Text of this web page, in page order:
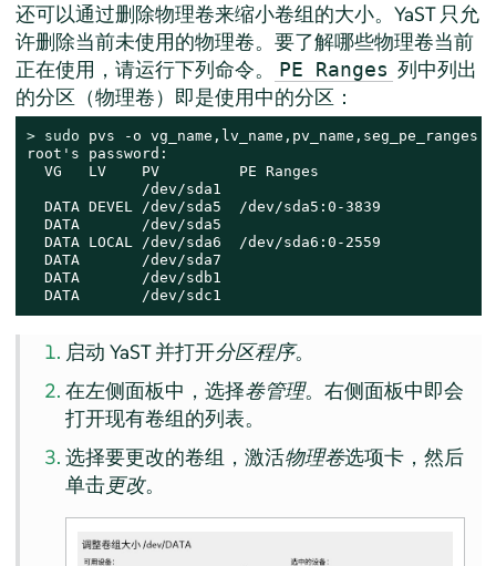
还可以通过删除物理卷来缩小卷组的大小。YaST 只允
许删除当前未使用的物理卷。要了解哪些物理卷当前
正在使用，请运行下列命令。
PE Ranges 列中列出
的分区（物理卷）即是使用中的分区：
> sudo pvs -o vg_name,lv_name,pv_name,seg_pe_ranges
root's password:
  VG   LV    PV         PE Ranges
             /dev/sda1
  DATA DEVEL /dev/sda5  /dev/sda5:0-3839
  DATA       /dev/sda5
  DATA LOCAL /dev/sda6  /dev/sda6:0-2559
  DATA       /dev/sda7
  DATA       /dev/sdb1
  DATA       /dev/sdc1
启动 YaST 并打开分区程序。
在左侧面板中，选择卷管理。右侧面板中即会
打开现有卷组的列表。
选择要更改的卷组，激活物理卷选项卡，然后
单击更改。